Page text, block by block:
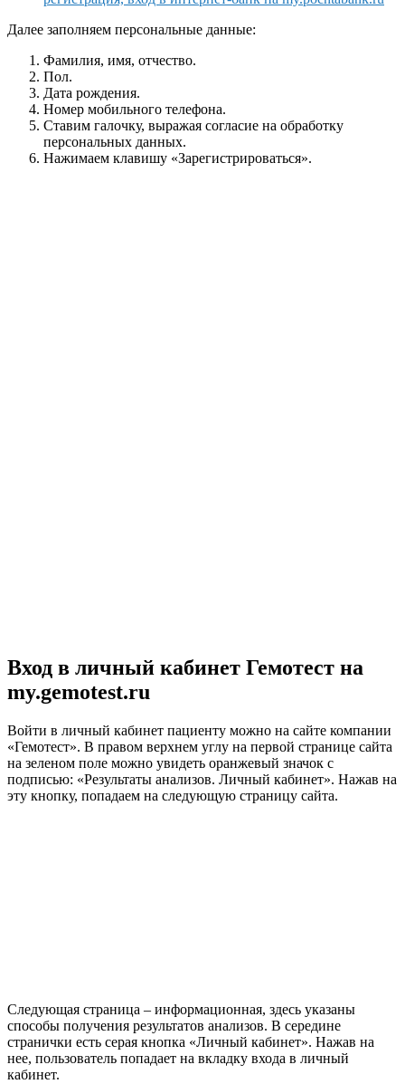
Далее заполняем персональные данные:
Фамилия, имя, отчество.
Пол.
Дата рождения.
Номер мобильного телефона.
Ставим галочку, выражая согласие на обработку
персональных данных.
Нажимаем клавишу «Зарегистрироваться».
Вход в личный кабинет Гемотест на
my.gemotest.ru
Войти в личный кабинет пациенту можно на сайте компании
«Гемотест». В правом верхнем углу на первой странице сайта
на зеленом поле можно увидеть оранжевый значок с
подписью: «Результаты анализов. Личный кабинет». Нажав на
эту кнопку, попадаем на следующую страницу сайта.
Следующая страница – информационная, здесь указаны
способы получения результатов анализов. В середине
странички есть серая кнопка «Личный кабинет». Нажав на
нее, пользователь попадает на вкладку входа в личный
кабинет.